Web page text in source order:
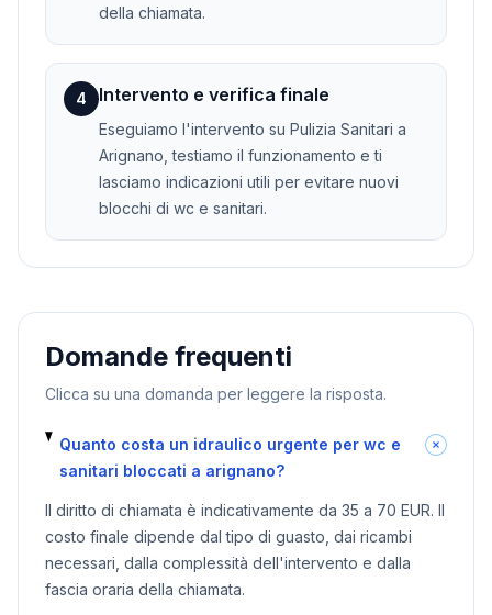
della chiamata.
4 Intervento e verifica finale
Eseguiamo l'intervento su Pulizia Sanitari a
Arignano, testiamo il funzionamento e ti
lasciamo indicazioni utili per evitare nuovi
blocchi di wc e sanitari.
Domande frequenti
Clicca su una domanda per leggere la risposta.
Quanto costa un idraulico urgente per wc e
sanitari bloccati a arignano?
Il diritto di chiamata è indicativamente da 35 a 70 EUR. Il
costo finale dipende dal tipo di guasto, dai ricambi
necessari, dalla complessità dell'intervento e dalla
fascia oraria della chiamata.